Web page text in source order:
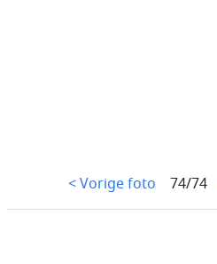
< Vorige foto 74/74